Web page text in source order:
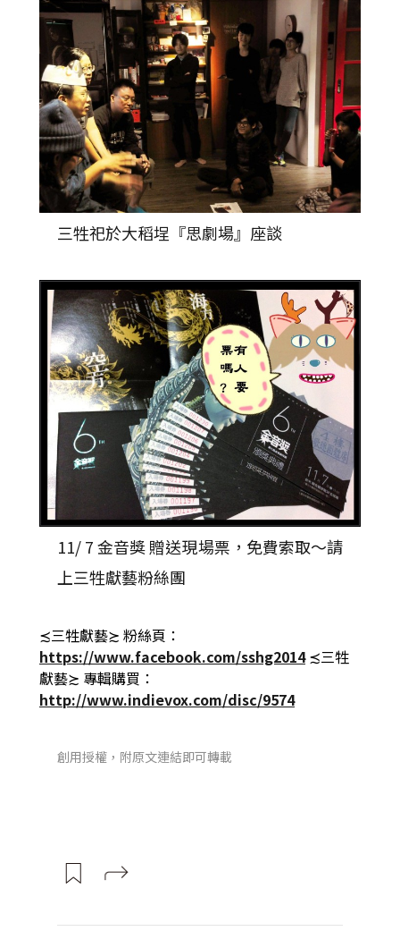
三牲祀於大稻埕『思劇場』座談
11/ 7 金音獎 贈送現場票，免費索取～請
上三牲獻藝粉絲團
≾三牲獻藝≿ 粉絲頁：
https://www.facebook.com/sshg2014≾三牲
獻藝≿ 專輯購買：
http://www.indievox.com/disc/9574
創用授權，附原文連結即可轉載